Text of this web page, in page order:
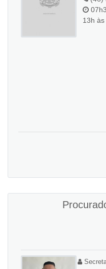
13h às